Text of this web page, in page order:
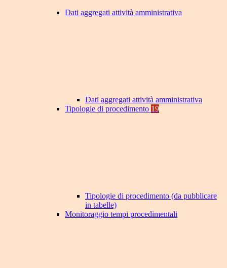
Dati aggregati attività amministrativa
Dati aggregati attività amministrativa
Tipologie di procedimento 19
Tipologie di procedimento (da pubblicare
in tabelle)
Monitoraggio tempi procedimentali